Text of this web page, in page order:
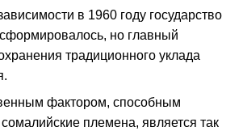
в 1960 году государство
но главный
традиционного уклада
фактором, способным
племена, является так